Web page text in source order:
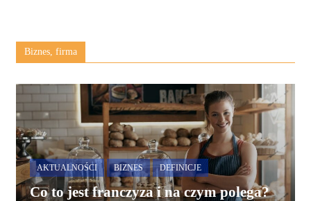
Biznes, firma
AKTUALNOŚCI BIZNES DEFINICJE
Co to jest franczyza i na czym polega?